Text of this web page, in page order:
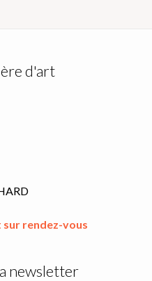
d'art
sur rendez-vous
newsletter